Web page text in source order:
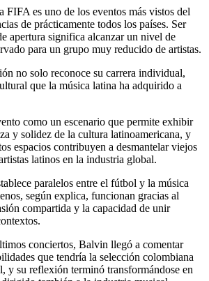
es uno de los eventos más vistos del
de prácticamente todos los países. Ser
apertura significa alcanzar un nivel de
para un grupo muy reducido de artistas.
no solo reconoce su carrera individual,
que la música latina ha adquirido a
como un escenario que permite exhibir
y solidez de la cultura latinoamericana, y
espacios contribuyen a desmantelar viejos
latinos en la industria global.
paralelos entre el fútbol y la música
según explica, funcionan gracias al
compartida y la capacidad de unir
conciertos, Balvin llegó a comentar
que tendría la selección colombiana
y su reflexión terminó transformándose en